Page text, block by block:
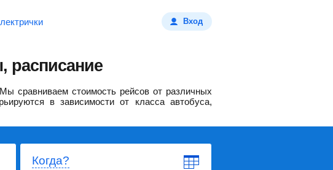
Вход
расписание
Мы сравниваем стоимость рейсов от различных
в зависимости от класса автобуса,
Когда?